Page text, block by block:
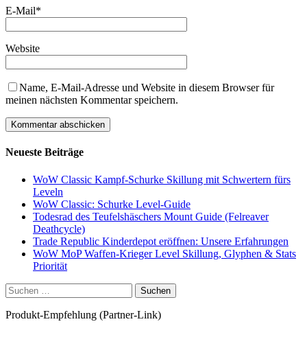
E-Mail*
Website
Name, E-Mail-Adresse und Website in diesem Browser für
meinen nächsten Kommentar speichern.
Neueste Beiträge
WoW Classic Kampf-Schurke Skillung mit Schwertern fürs
Leveln
WoW Classic: Schurke Level-Guide
Todesrad des Teufelshäschers Mount Guide (Felreaver
Deathcycle)
Trade Republic Kinderdepot eröffnen: Unsere Erfahrungen
WoW MoP Waffen-Krieger Level Skillung, Glyphen & Stats
Priorität
Suchen
nach:
Produkt-Empfehlung (Partner-Link)